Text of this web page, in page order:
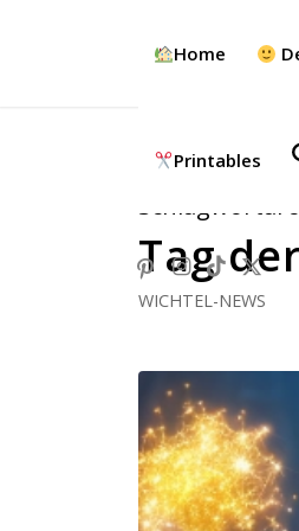
Home
Printables
Tag
WICHTEL-NEWS